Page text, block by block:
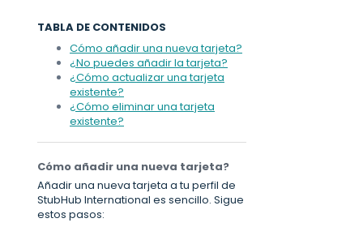
TABLA DE CONTENIDOS
Cómo añadir una nueva tarjeta?
¿No puedes añadir la tarjeta?
¿Cómo actualizar una tarjeta
existente?
¿Cómo eliminar una tarjeta
existente?
Cómo añadir una nueva tarjeta?
Añadir una nueva tarjeta a tu perfil de
StubHub International es sencillo. Sigue
estos pasos: